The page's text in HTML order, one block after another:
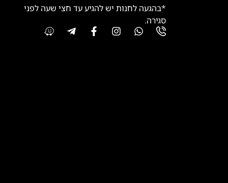
*בהגעה לחנות יש להגיע עד חצי שעה לפני
סגירה.